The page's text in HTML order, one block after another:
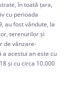
în toată țara,
cu perioada
au fost vândute, la
terenurilor și
de vânzare-
a acestui an este cu
și cu circa 10.000